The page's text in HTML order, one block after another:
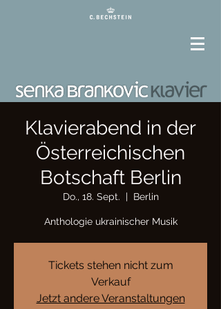
Klavierabend in der
Österreichischen
Botschaft Berlin
Do., 18. Sept.
  |
Berlin
Anthologie ukrainischer Musik
Tickets stehen nicht zum
Verkauf
Jetzt andere Veranstaltungen